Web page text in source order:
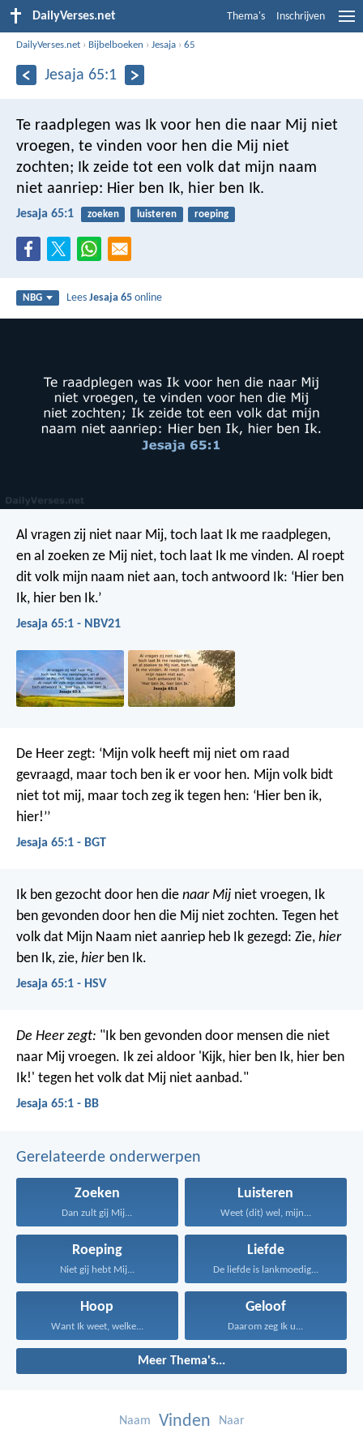
DailyVerses.net Thema's Inschrijven
DailyVerses.net › Bijbelboeken ›Jesaja ›65
Jesaja 65:1
Te raadplegen was Ik voor hen die naar Mij niet
vroegen, te vinden voor hen die Mij niet
zochten; Ik zeide tot een volk dat mijn naam
niet aanriep: Hier ben Ik, hier ben Ik.
Jesaja 65:1 zoeken luisteren roeping
NBG LeesJesaja 65 online
Al vragen zij niet naar Mij, toch laat Ik me raadplegen,
en al zoeken ze Mij niet, toch laat Ik me vinden. Al roept
dit volk mijn naam niet aan, toch antwoord Ik: ‘Hier ben
Ik, hier ben Ik.’
Jesaja 65:1 - NBV21
De Heer zegt: ‘Mijn volk heeft mij niet om raad
gevraagd, maar toch ben ik er voor hen. Mijn volk bidt
niet tot mij, maar toch zeg ik tegen hen: ‘Hier ben ik,
hier!’’
Jesaja 65:1 - BGT
Ik ben gezocht door hen die naar Mij niet vroegen, Ik
ben gevonden door hen die Mij niet zochten. Tegen het
volk dat Mijn Naam niet aanriep heb Ik gezegd: Zie, hier
ben Ik, zie, hierben Ik.
Jesaja 65:1 - HSV
De Heer zegt: "Ik ben gevonden door mensen die niet
naar Mij vroegen. Ik zei aldoor 'Kijk, hier ben Ik, hier ben
Ik!' tegen het volk dat Mij niet aanbad."
Jesaja 65:1 - BB
Gerelateerde onderwerpen
Zoeken
Dan zult gij Mij...
Luisteren
Weet (dit) wel, mijn...
Roeping
Niet gij hebt Mij...
Liefde
De liefde is lankmoedig...
Hoop
Want Ik weet, welke...
Geloof
Daarom zeg Ik u...
Meer Thema's...
Naam Vinden Naar